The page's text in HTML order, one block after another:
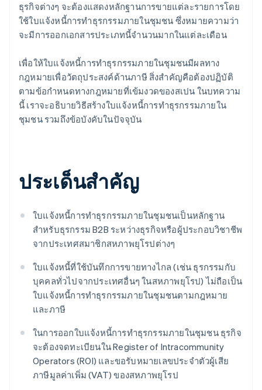
ธุรกิจต่างๆ จะต้องแสดงหลักฐานการขายแต่ละรายการโดย
ใช้ใบแจ้งหนี้การทำธุรกรรมภายในชุมชน ซึ่งหมายความว่า
จะมีการออกเอกสารประเภทนี้จำนวนมากในแต่ละเดือน
เพื่อให้ใบแจ้งหนี้การทำธุรกรรมภายในชุมชนมีผลทาง
กฎหมายเพื่อวัตถุประสงค์ด้านภาษี สิ่งสำคัญคือต้องปฏิบัติ
ตามข้อกำหนดทางกฎหมายที่เข้มงวดของสเปน ในบทความ
นี้ เราจะอธิบายวิธีสร้างใบแจ้งหนี้การทำธุรกรรมภายใน
ชุมชน รวมถึงข้อบังคับในปัจจุบัน
ประเด็นสำคัญ
ใบแจ้งหนี้การทำธุรกรรมภายในชุมชนเป็นหลักฐาน
สำหรับธุรกรรม B2B ระหว่างธุรกิจหรือผู้ประกอบวิชาชีพ
จากประเทศสมาชิกสหภาพยุโรปต่างๆ
ใบแจ้งหนี้ที่ใช้บันทึกการขายทางไกล (เช่น ธุรกรรมกับ
บุคคลทั่วไปจากประเทศอื่นๆ ในสหภาพยุโรป) ไม่ถือเป็น
ใบแจ้งหนี้การทำธุรกรรมภายในชุมชนตามกฎหมาย
และภาษี
ในการออกใบแจ้งหนี้การทำธุรกรรมภายในชุมชน ธุรกิจ
จะต้องจดทะเบียนใน Register of Intracommunity
Operators (ROI) และขอรับหมายเลขประจำตัวผู้เสีย
ภาษีมูลค่าเพิ่ม (VAT) ของสหภาพยุโรป